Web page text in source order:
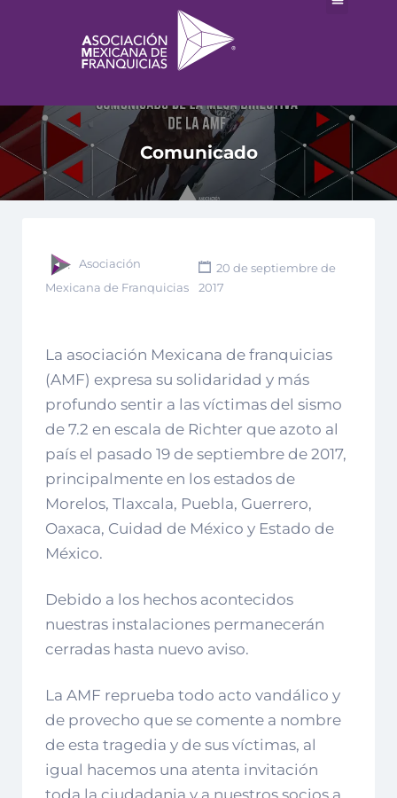
Comunicado
Asociación
Mexicana de Franquicias
20 de septiembre de
2017
La asociación Mexicana de franquicias
(AMF) expresa su solidaridad y más
profundo sentir a las víctimas del sismo
de 7.2 en escala de Richter que azoto al
país el pasado 19 de septiembre de 2017,
principalmente en los estados de
Morelos, Tlaxcala, Puebla, Guerrero,
Oaxaca, Cuidad de México y Estado de
México.
Debido a los hechos acontecidos
nuestras instalaciones permanecerán
cerradas hasta nuevo aviso.
La AMF reprueba todo acto vandálico y
de provecho que se comente a nombre
de esta tragedia y de sus víctimas, al
igual hacemos una atenta invitación